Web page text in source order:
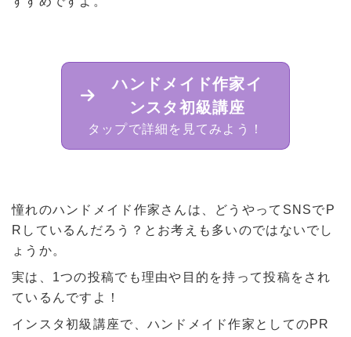
ハンドメイド作家イ
ンスタ初級講座
タップで詳細を見てみよう！
憧れのハンドメイド作家さんは、どうやってSNSでP
Rしているんだろう？とお考えも多いのではないでし
ょうか。
実は、1つの投稿でも理由や目的を持って投稿をされ
ているんですよ！
インスタ初級講座で、ハンドメイド作家としてのPR